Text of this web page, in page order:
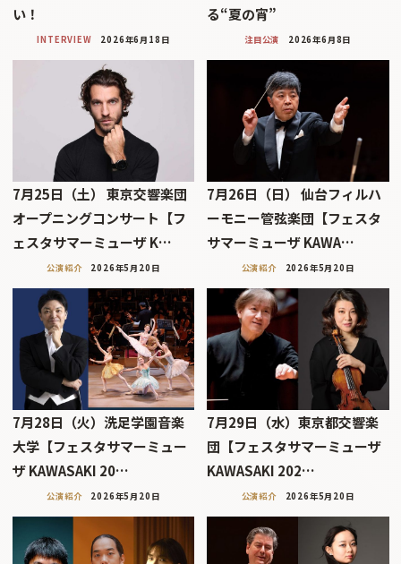
い！
INTERVIEW 2026年6月18日
る“夏の宵”
注目公演 2026年6月8日
7月25日（土） 東京交響楽団
オープニングコンサート【フ
ェスタサマーミューザ K…
公演紹介 2026年5月20日
7月26日（日） 仙台フィルハ
ーモニー管弦楽団【フェスタ
サマーミューザ KAWA…
公演紹介 2026年5月20日
7月28日（火）洗足学園音楽
大学【フェスタサマーミュー
ザ KAWASAKI 20…
公演紹介 2026年5月20日
7月29日（水）東京都交響楽
団【フェスタサマーミューザ
KAWASAKI 202…
公演紹介 2026年5月20日